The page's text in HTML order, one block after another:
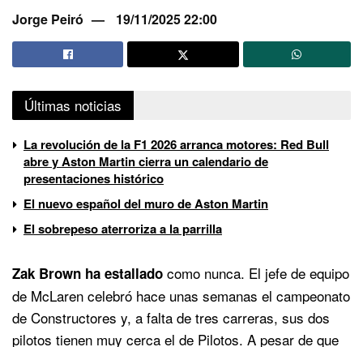
Jorge Peiró 19/11/2025 22:00
Últimas noticias
La revolución de la F1 2026 arranca motores: Red Bull
abre y Aston Martin cierra un calendario de
presentaciones histórico
El nuevo español del muro de Aston Martin
El sobrepeso aterroriza a la parrilla
Zak Brown ha estallado como nunca. El jefe de equipo
de McLaren celebró hace unas semanas el campeonato
de Constructores y, a falta de tres carreras, sus dos
pilotos tienen muy cerca el de Pilotos. A pesar de que